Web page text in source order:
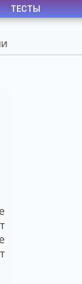
ТЕСТЫ